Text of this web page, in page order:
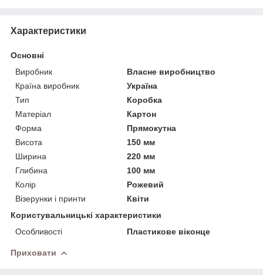
Характеристики
Основні
Виробник
Власне виробництво
Країна виробник
Україна
Тип
Коробка
Матеріал
Картон
Форма
Прямокутна
Висота
150 мм
Ширина
220 мм
Глибина
100 мм
Колір
Рожевий
Візерунки і принти
Квіти
Користувальницькі характеристики
Особливості
Пластикове віконце
Приховати